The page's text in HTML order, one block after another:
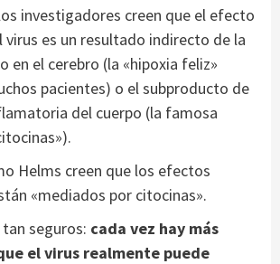
investigadores creen que el efecto
virus es un resultado indirecto de la
en el cerebro (la «hipoxia feliz»
pacientes) o el subproducto de
del cuerpo (la famosa
Helms creen que los efectos
«mediados por citocinas».
seguros: cada vez hay más
el virus realmente puede